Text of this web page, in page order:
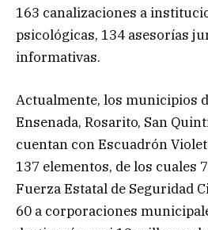
163 canalizaciones a
psicológicas, 134 asesorías
informativas.
Actualmente, los municipios
Ensenada, Rosarito, San
cuentan con Escuadrón
137 elementos, de los cuales
Fuerza Estatal de Seguridad
60 a corporaciones